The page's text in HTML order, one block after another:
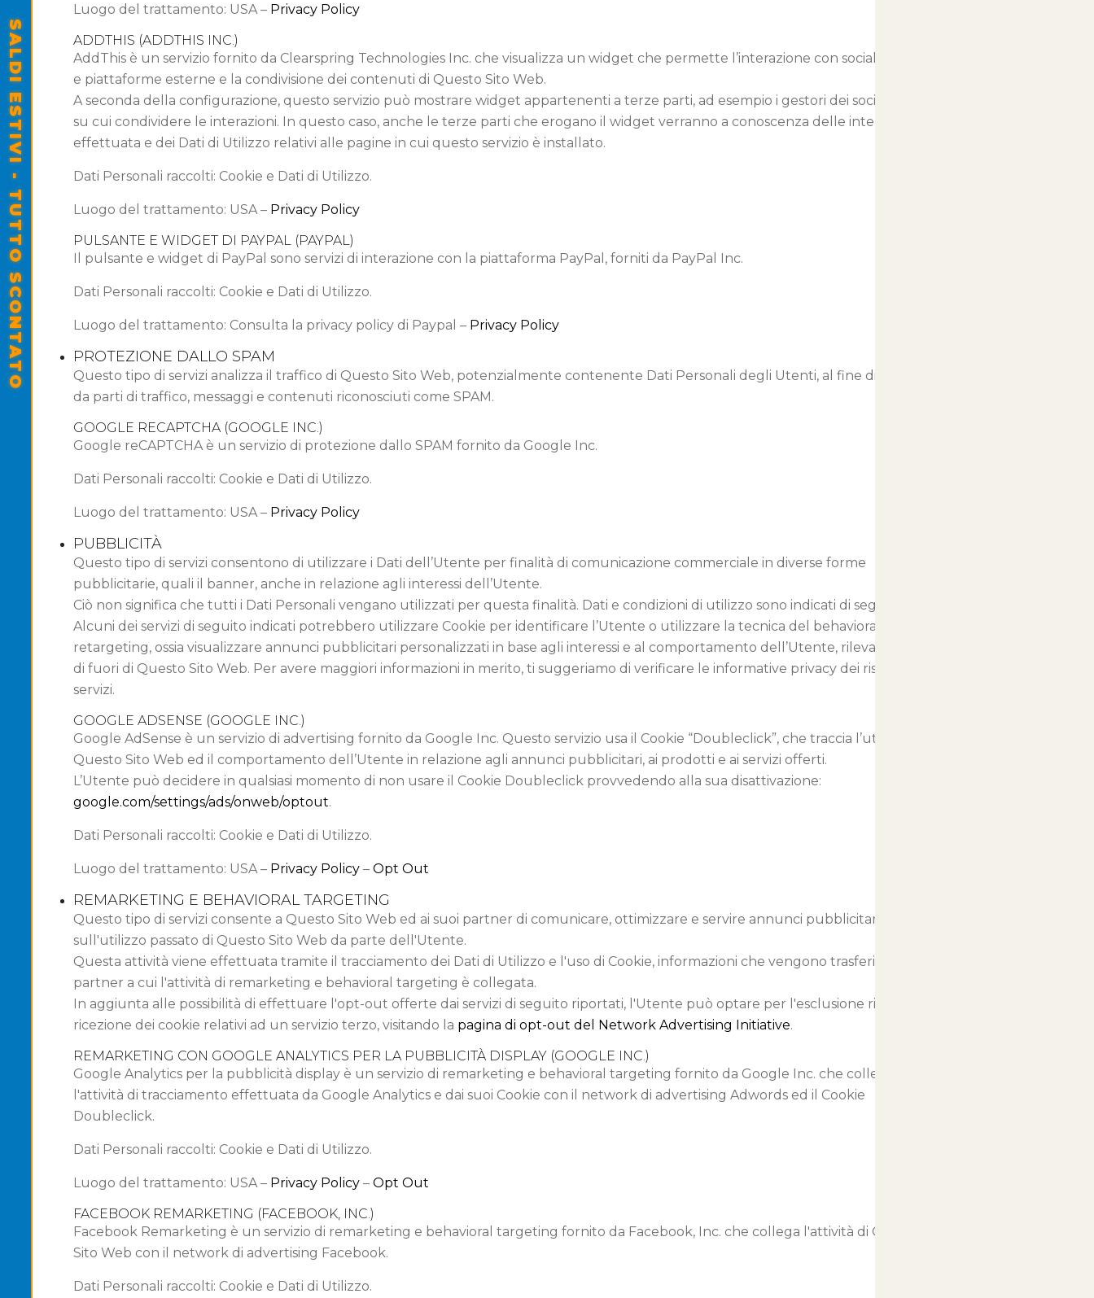
Luogo del trattamento: USA – Privacy Policy
ADDTHIS (ADDTHIS INC.)
AddThis è un servizio fornito da Clearspring Technologies Inc. che visualizza un widget che permette l’interazione con social network
e piattaforme esterne e la condivisione dei contenuti di Questo Sito Web.
A seconda della configurazione, questo servizio può mostrare widget appartenenti a terze parti, ad esempio i gestori dei social network
su cui condividere le interazioni. In questo caso, anche le terze parti che erogano il widget verranno a conoscenza delle interazione
effettuata e dei Dati di Utilizzo relativi alle pagine in cui questo servizio è installato.
Dati Personali raccolti: Cookie e Dati di Utilizzo.
Luogo del trattamento: USA – Privacy Policy
PULSANTE E WIDGET DI PAYPAL (PAYPAL)
Il pulsante e widget di PayPal sono servizi di interazione con la piattaforma PayPal, forniti da PayPal Inc.
Dati Personali raccolti: Cookie e Dati di Utilizzo.
Luogo del trattamento: Consulta la privacy policy di Paypal – Privacy Policy
PROTEZIONE DALLO SPAM
Questo tipo di servizi analizza il traffico di Questo Sito Web, potenzialmente contenente Dati Personali degli Utenti, al fine di filtrarlo
da parti di traffico, messaggi e contenuti riconosciuti come SPAM.
GOOGLE RECAPTCHA (GOOGLE INC.)
Google reCAPTCHA è un servizio di protezione dallo SPAM fornito da Google Inc.
Dati Personali raccolti: Cookie e Dati di Utilizzo.
Luogo del trattamento: USA – Privacy Policy
PUBBLICITÀ
Questo tipo di servizi consentono di utilizzare i Dati dell’Utente per finalità di comunicazione commerciale in diverse forme
pubblicitarie, quali il banner, anche in relazione agli interessi dell’Utente.
Ciò non significa che tutti i Dati Personali vengano utilizzati per questa finalità. Dati e condizioni di utilizzo sono indicati di seguito.
Alcuni dei servizi di seguito indicati potrebbero utilizzare Cookie per identificare l’Utente o utilizzare la tecnica del behavioral
retargeting, ossia visualizzare annunci pubblicitari personalizzati in base agli interessi e al comportamento dell’Utente, rilevati anche al
di fuori di Questo Sito Web. Per avere maggiori informazioni in merito, ti suggeriamo di verificare le informative privacy dei rispettivi
servizi.
GOOGLE ADSENSE (GOOGLE INC.)
Google AdSense è un servizio di advertising fornito da Google Inc. Questo servizio usa il Cookie “Doubleclick”, che traccia l’utilizzo di
Questo Sito Web ed il comportamento dell’Utente in relazione agli annunci pubblicitari, ai prodotti e ai servizi offerti.
L’Utente può decidere in qualsiasi momento di non usare il Cookie Doubleclick provvedendo alla sua disattivazione:
google.com/settings/ads/onweb/optout.
Dati Personali raccolti: Cookie e Dati di Utilizzo.
Luogo del trattamento: USA – Privacy Policy – Opt Out
REMARKETING E BEHAVIORAL TARGETING
Questo tipo di servizi consente a Questo Sito Web ed ai suoi partner di comunicare, ottimizzare e servire annunci pubblicitari basati
sull'utilizzo passato di Questo Sito Web da parte dell'Utente.
Questa attività viene effettuata tramite il tracciamento dei Dati di Utilizzo e l'uso di Cookie, informazioni che vengono trasferite ai
partner a cui l'attività di remarketing e behavioral targeting è collegata.
In aggiunta alle possibilità di effettuare l'opt-out offerte dai servizi di seguito riportati, l'Utente può optare per l'esclusione rispetto alla
ricezione dei cookie relativi ad un servizio terzo, visitando la pagina di opt-out del Network Advertising Initiative.
REMARKETING CON GOOGLE ANALYTICS PER LA PUBBLICITÀ DISPLAY (GOOGLE INC.)
Google Analytics per la pubblicità display è un servizio di remarketing e behavioral targeting fornito da Google Inc. che collega
l'attività di tracciamento effettuata da Google Analytics e dai suoi Cookie con il network di advertising Adwords ed il Cookie
Doubleclick.
Dati Personali raccolti: Cookie e Dati di Utilizzo.
Luogo del trattamento: USA – Privacy Policy – Opt Out
FACEBOOK REMARKETING (FACEBOOK, INC.)
Facebook Remarketing è un servizio di remarketing e behavioral targeting fornito da Facebook, Inc. che collega l'attività di Questo
Sito Web con il network di advertising Facebook.
Dati Personali raccolti: Cookie e Dati di Utilizzo.
SALDI ESTIVI - TUTTO SCONTATO